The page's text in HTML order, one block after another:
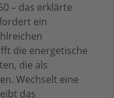
– das erklärte
ein
die energetische
die als
Wechselt eine
das